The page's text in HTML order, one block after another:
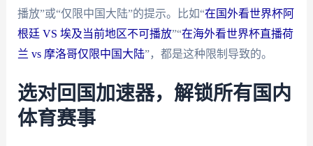
播放”或“仅限中国大陆”的提示。比如“在国外看世界杯阿
根廷 VS 埃及当前地区不可播放”“在海外看世界杯直播荷
兰 vs 摩洛哥仅限中国大陆”，都是这种限制导致的。
选对回国加速器，解锁所有国内
体育赛事